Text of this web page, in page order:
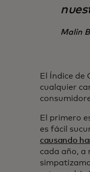
Malin
El Índice de
cualquier
El primero
es fácil
causando
cada año, a